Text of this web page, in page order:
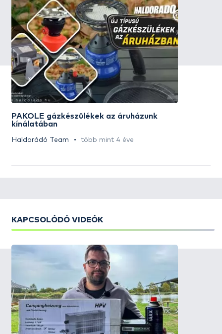
PAKOLE gázkészülékek az áruházunk
kínálatában
Haldorádó Team több mint 4 éve
KAPCSOLÓDÓ VIDEÓK